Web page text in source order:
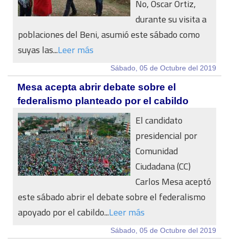
No, Oscar Ortiz,
durante su visita a
poblaciones del Beni, asumió este sábado como
suyas las...Leer más
Sábado, 05 de Octubre del 2019
Mesa acepta abrir debate sobre el
federalismo planteado por el cabildo
El candidato
presidencial por
Comunidad
Ciudadana (CC)
Carlos Mesa aceptó
este sábado abrir el debate sobre el federalismo
apoyado por el cabildo...Leer más
Sábado, 05 de Octubre del 2019